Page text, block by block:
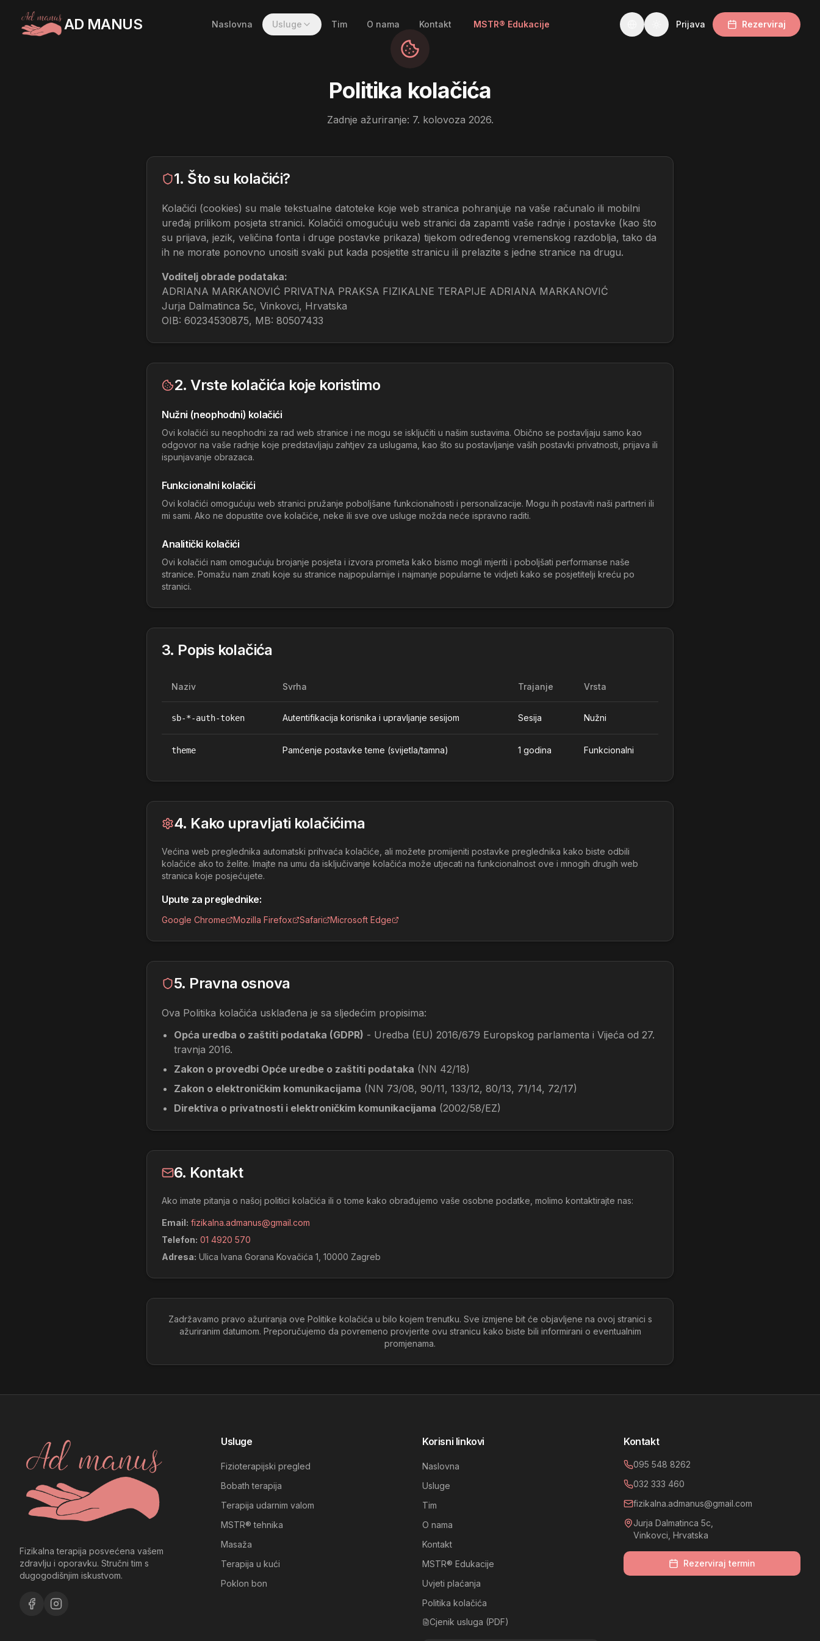
AD MANUS Naslovna Usluge Tim O nama Kontakt MSTR® Edukacije Change language
Prijava Rezerviraj
Politika kolačića
Zadnje ažuriranje: 7. kolovoza 2026.
1. Što su kolačići?
Kolačići (cookies) su male tekstualne datoteke koje web stranica pohranjuje na vaše računalo ili mobilni
uređaj prilikom posjeta stranici. Kolačići omogućuju web stranici da zapamti vaše radnje i postavke (kao što
su prijava, jezik, veličina fonta i druge postavke prikaza) tijekom određenog vremenskog razdoblja, tako da
ih ne morate ponovno unositi svaki put kada posjetite stranicu ili prelazite s jedne stranice na drugu.
Voditelj obrade podataka:
ADRIANA MARKANOVIĆ PRIVATNA PRAKSA FIZIKALNE TERAPIJE ADRIANA MARKANOVIĆ
Jurja Dalmatinca 5c, Vinkovci, Hrvatska
OIB: 60234530875, MB: 80507433
2. Vrste kolačića koje koristimo
Nužni (neophodni) kolačići
Ovi kolačići su neophodni za rad web stranice i ne mogu se isključiti u našim sustavima. Obično se postavljaju samo kao
odgovor na vaše radnje koje predstavljaju zahtjev za uslugama, kao što su postavljanje vaših postavki privatnosti, prijava ili
ispunjavanje obrazaca.
Funkcionalni kolačići
Ovi kolačići omogućuju web stranici pružanje poboljšane funkcionalnosti i personalizacije. Mogu ih postaviti naši partneri ili
mi sami. Ako ne dopustite ove kolačiće, neke ili sve ove usluge možda neće ispravno raditi.
Analitički kolačići
Ovi kolačići nam omogućuju brojanje posjeta i izvora prometa kako bismo mogli mjeriti i poboljšati performanse naše
stranice. Pomažu nam znati koje su stranice najpopularnije i najmanje popularne te vidjeti kako se posjetitelji kreću po
stranici.
3. Popis kolačića
Naziv Svrha Trajanje Vrsta
sb-*-auth-token Autentifikacija korisnika i upravljanje sesijom Sesija Nužni
theme Pamćenje postavke teme (svijetla/tamna) 1 godina Funkcionalni
4. Kako upravljati kolačićima
Većina web preglednika automatski prihvaća kolačiće, ali možete promijeniti postavke preglednika kako biste odbili
kolačiće ako to želite. Imajte na umu da isključivanje kolačića može utjecati na funkcionalnost ove i mnogih drugih web
stranica koje posjećujete.
Upute za preglednike:
Google Chrome Mozilla Firefox Safari Microsoft Edge
5. Pravna osnova
Ova Politika kolačića usklađena je sa sljedećim propisima:
Opća uredba o zaštiti podataka (GDPR) - Uredba (EU) 2016/679 Europskog parlamenta i Vijeća od 27.
travnja 2016.
Zakon o provedbi Opće uredbe o zaštiti podataka (NN 42/18)
Zakon o elektroničkim komunikacijama (NN 73/08, 90/11, 133/12, 80/13, 71/14, 72/17)
Direktiva o privatnosti i elektroničkim komunikacijama (2002/58/EZ)
6. Kontakt
Ako imate pitanja o našoj politici kolačića ili o tome kako obrađujemo vaše osobne podatke, molimo kontaktirajte nas:
Email: fizikalna.admanus@gmail.com
Telefon: 01 4920 570
Adresa: Ulica Ivana Gorana Kovačića 1, 10000 Zagreb
Zadržavamo pravo ažuriranja ove Politike kolačića u bilo kojem trenutku. Sve izmjene bit će objavljene na ovoj stranici s
ažuriranim datumom. Preporučujemo da povremeno provjerite ovu stranicu kako biste bili informirani o eventualnim
promjenama.
Fizikalna terapija posvećena vašem
zdravlju i oporavku. Stručni tim s
dugogodišnjim iskustvom.
Usluge
Fizioterapijski pregled
Bobath terapija
Terapija udarnim valom
MSTR® tehnika
Masaža
Terapija u kući
Poklon bon
Korisni linkovi
Naslovna
Usluge
Tim
O nama
Kontakt
MSTR® Edukacije
Uvjeti plaćanja
Politika kolačića
Cjenik usluga (PDF)
Kontakt
095 548 8262
032 333 460
fizikalna.admanus@gmail.com
Jurja Dalmatinca 5c,
Vinkovci, Hrvatska
Rezerviraj termin